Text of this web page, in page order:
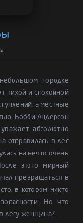
городке
тихой и спокойной
а местные
Бобби Андерсон
абсолютно
отправилась в лес
на нечто очень
этого мирный
превращаться в
в котором никто
Но что
лесу женщина?...